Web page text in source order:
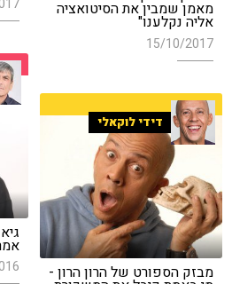
מאמן שמבין את הסיטואציה
אליה נקלענו"
15/10/2017
דידי לוקאלי
מבזק הספורט של הרון הרון -